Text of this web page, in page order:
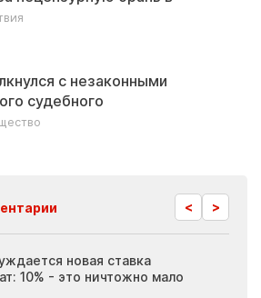
с незаконными
судебного
< >
новая ставка
10% - это ничтожно мало